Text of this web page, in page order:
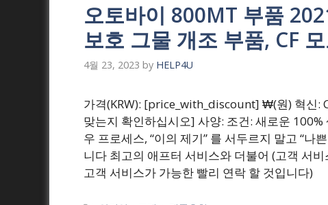
오토바이 800MT 부품
보호 그물 개조 부품, CF
4월 23, 2023 by HELP4U
가격(KRW): [price_with_discount] ₩(원) 혁신:
맞는지 확인하십시오] 사양: 조건: 새로운
우 프로세스, “이의 제기” 를 서두르지 말고 “나
니다 최고의 애프터 서비스와 더불어 (고객 서
고객 서비스가 가능한 빨리 연락 할 것입니다)